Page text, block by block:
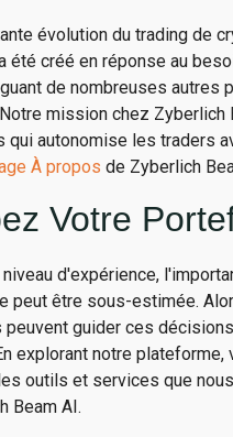
évolution du trading de
été créé en réponse au
de nombreuses
mission chez
qui autonomise les traders
À propos de Zyberlich
Votre
d'expérience,
peut être sous-estimée.
guider ces
explorant notre
outils et services que
Beam AI.